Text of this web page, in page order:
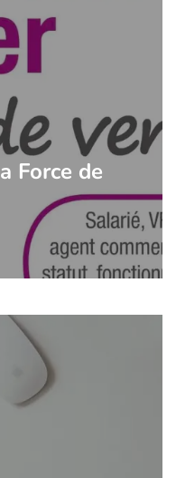
Force de